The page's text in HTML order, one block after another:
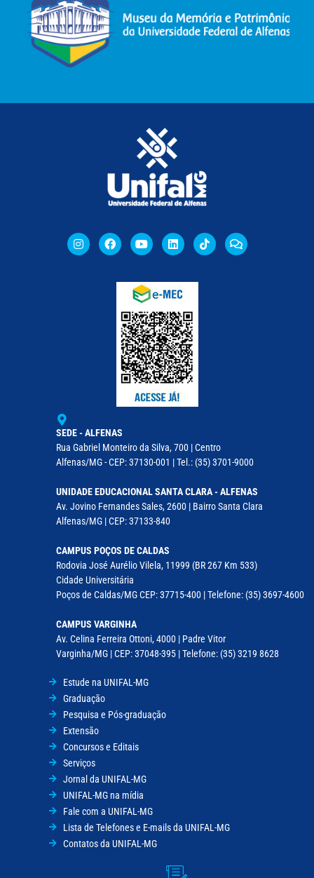
SEDE - ALFENAS
Rua Gabriel Monteiro da Silva, 700 | Centro
Alfenas/MG - CEP: 37130-001 | Tel.: (35) 3701-9000
UNIDADE EDUCACIONAL SANTA CLARA - ALFENAS
Av. Jovino Fernandes Sales, 2600 | Bairro Santa Clara
Alfenas/MG | CEP: 37133-840
CAMPUS POÇOS DE CALDAS
Rodovia José Aurélio Vilela, 11999 (BR 267 Km 533)
Cidade Universitária
Poços de Caldas/MG CEP: 37715-400 | Telefone: (35) 3697-4600
CAMPUS VARGINHA
Av. Celina Ferreira Ottoni, 4000 | Padre Vitor
Varginha/MG | CEP: 37048-395 | Telefone: (35) 3219 8628
Estude na UNIFAL-MG
Graduação
Pesquisa e Pós-graduação
Extensão
Concursos e Editais
Serviços
Jornal da UNIFAL-MG
UNIFAL-MG na mídia
Fale com a UNIFAL-MG
Lista de Telefones e E-mails da UNIFAL-MG
Contatos da UNIFAL-MG